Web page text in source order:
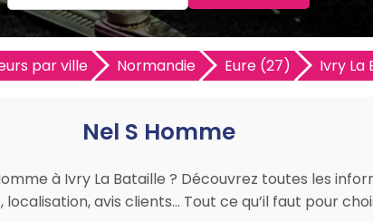
par ville Normandie Eure (27) Ivry La
Nel S Homme
à Ivry La Bataille ? Découvrez toutes les
avis clients… Tout ce qu’il faut pour